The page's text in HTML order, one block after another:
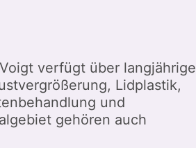
verfügt über langjährige
Lidplastik,
und
gehören auch